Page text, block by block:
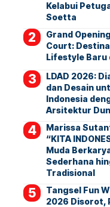
Kelabui
Soetta
Grand
Court:
Lifestyle Baru
LDAD 2026:
dan Desain
Indonesia
Arsitektur
Marissa
“KITA
Muda
Sederhana
Tradisional
Tangsel Fun
2026 Disorot,